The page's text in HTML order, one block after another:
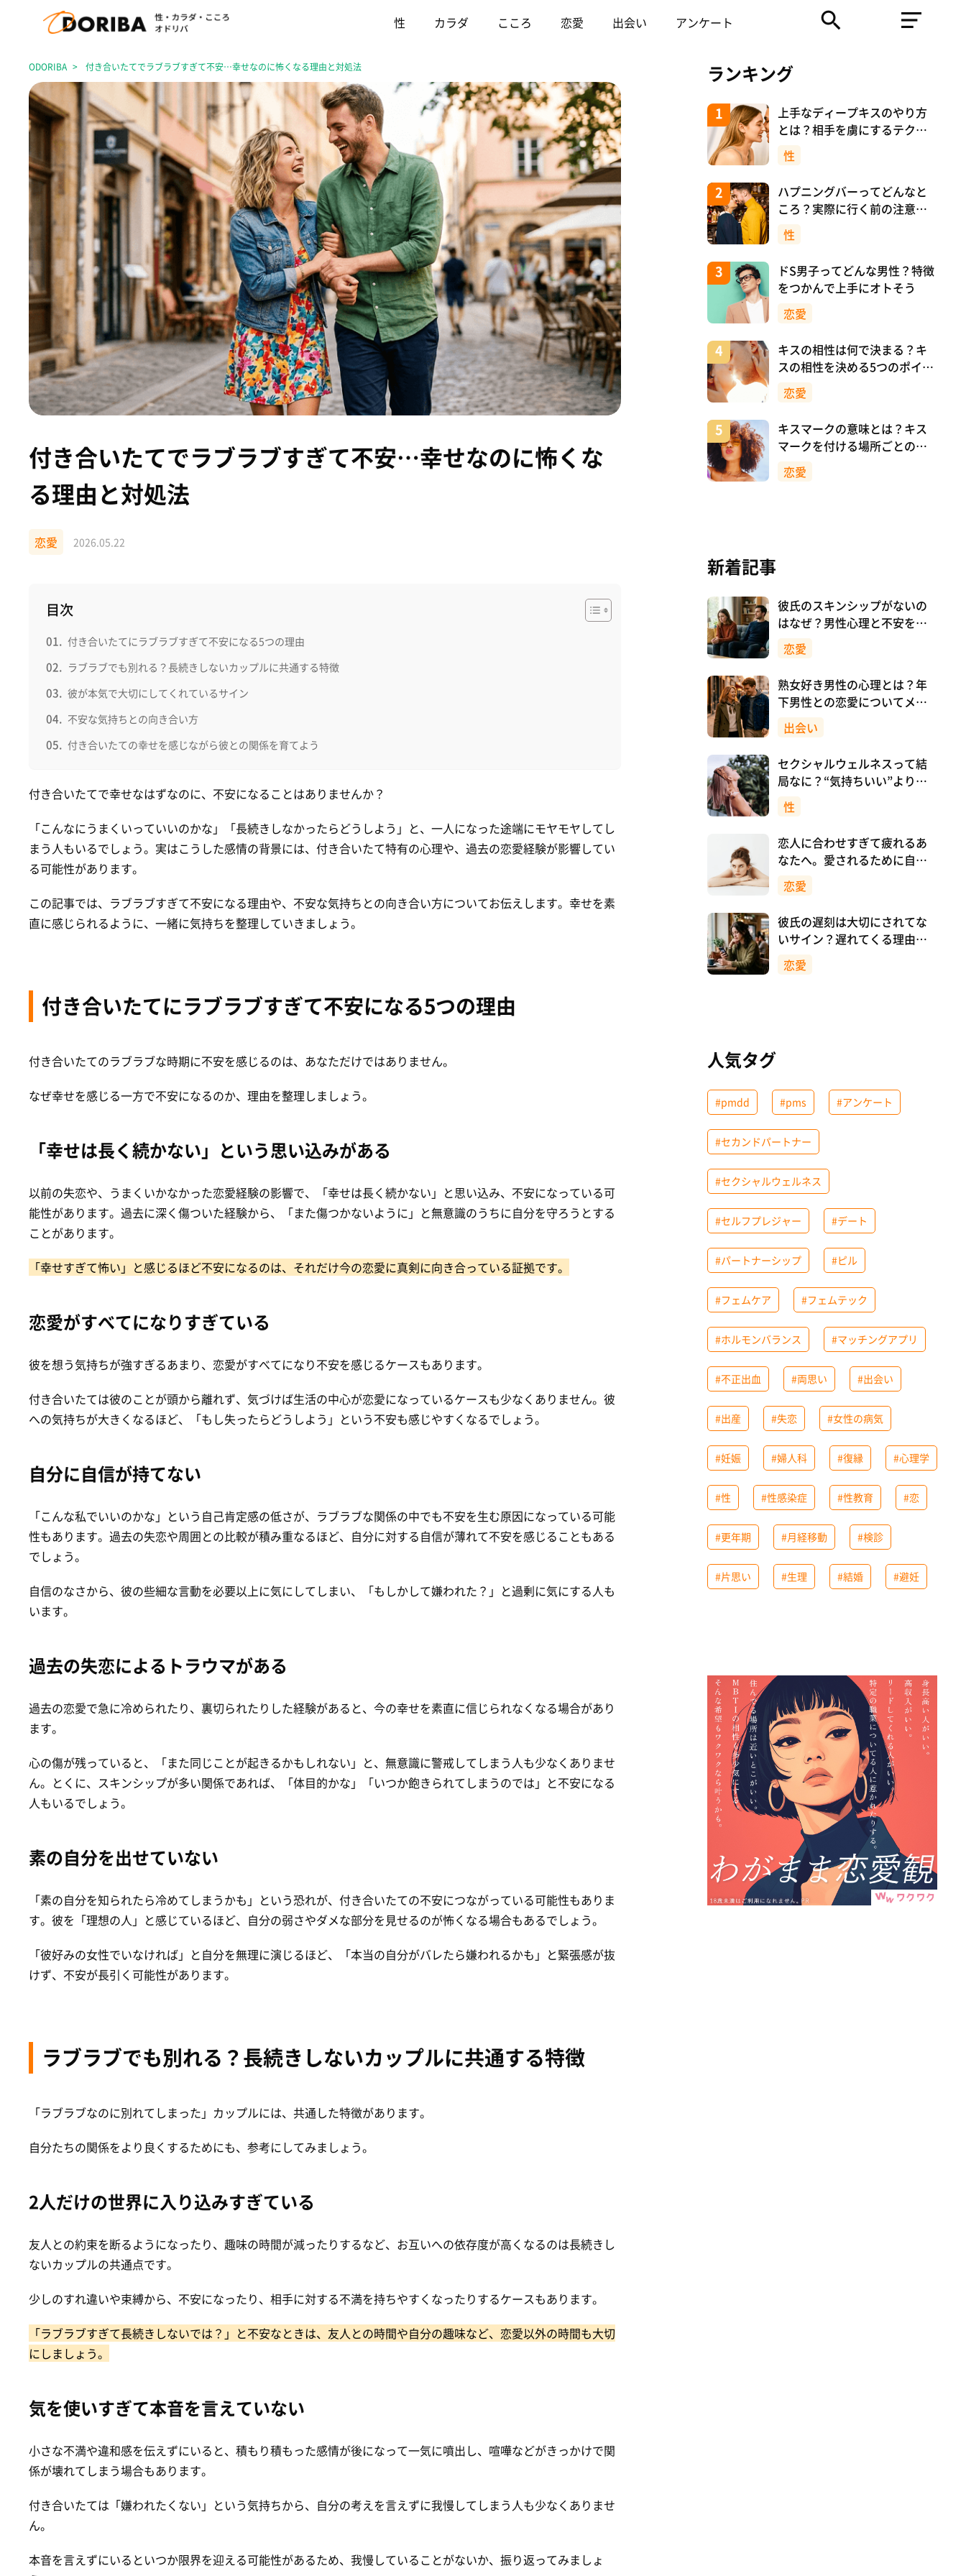
性 カラダ こころ 恋愛 出会い アンケート
ODORIBA 付き合いたてでラブラブすぎて不安…幸せなのに怖くなる理由と対処法
付き合いたてでラブラブすぎて不安…幸せなのに怖くな
る理由と対処法
恋愛 2026.05.22
目次
付き合いたてにラブラブすぎて不安になる5つの理由
ラブラブでも別れる？長続きしないカップルに共通する特徴
彼が本気で大切にしてくれているサイン
不安な気持ちとの向き合い方
付き合いたての幸せを感じながら彼との関係を育てよう
付き合いたてで幸せなはずなのに、不安になることはありませんか？
「こんなにうまくいっていいのかな」「長続きしなかったらどうしよう」と、一人になった途端にモヤモヤしてし
まう人もいるでしょう。実はこうした感情の背景には、付き合いたて特有の心理や、過去の恋愛経験が影響してい
る可能性があります。
この記事では、ラブラブすぎて不安になる理由や、不安な気持ちとの向き合い方についてお伝えします。幸せを素
直に感じられるように、一緒に気持ちを整理していきましょう。
付き合いたてにラブラブすぎて不安になる5つの理由
付き合いたてのラブラブな時期に不安を感じるのは、あなただけではありません。
なぜ幸せを感じる一方で不安になるのか、理由を整理しましょう。
「幸せは長く続かない」という思い込みがある
以前の失恋や、うまくいかなかった恋愛経験の影響で、「幸せは長く続かない」と思い込み、不安になっている可
能性があります。過去に深く傷ついた経験から、「また傷つかないように」と無意識のうちに自分を守ろうとする
ことがあります。
「幸せすぎて怖い」と感じるほど不安になるのは、それだけ今の恋愛に真剣に向き合っている証拠です。
恋愛がすべてになりすぎている
彼を想う気持ちが強すぎるあまり、恋愛がすべてになり不安を感じるケースもあります。
付き合いたては彼のことが頭から離れず、気づけば生活の中心が恋愛になっているケースも少なくありません。彼
への気持ちが大きくなるほど、「もし失ったらどうしよう」という不安も感じやすくなるでしょう。
自分に自信が持てない
「こんな私でいいのかな」という自己肯定感の低さが、ラブラブな関係の中でも不安を生む原因になっている可能
性もあります。過去の失恋や周囲との比較が積み重なるほど、自分に対する自信が薄れて不安を感じることもある
でしょう。
自信のなさから、彼の些細な言動を必要以上に気にしてしまい、「もしかして嫌われた？」と過剰に気にする人も
います。
過去の失恋によるトラウマがある
過去の恋愛で急に冷められたり、裏切られたりした経験があると、今の幸せを素直に信じられなくなる場合があり
ます。
心の傷が残っていると、「また同じことが起きるかもしれない」と、無意識に警戒してしまう人も少なくありませ
ん。とくに、スキンシップが多い関係であれば、「体目的かな」「いつか飽きられてしまうのでは」と不安になる
人もいるでしょう。
素の自分を出せていない
「素の自分を知られたら冷めてしまうかも」という恐れが、付き合いたての不安につながっている可能性もありま
す。彼を「理想の人」と感じているほど、自分の弱さやダメな部分を見せるのが怖くなる場合もあるでしょう。
「彼好みの女性でいなければ」と自分を無理に演じるほど、「本当の自分がバレたら嫌われるかも」と緊張感が抜
けず、不安が長引く可能性があります。
ラブラブでも別れる？長続きしないカップルに共通する特徴
「ラブラブなのに別れてしまった」カップルには、共通した特徴があります。
自分たちの関係をより良くするためにも、参考にしてみましょう。
2人だけの世界に入り込みすぎている
友人との約束を断るようになったり、趣味の時間が減ったりするなど、お互いへの依存度が高くなるのは長続きし
ないカップルの共通点です。
少しのすれ違いや束縛から、不安になったり、相手に対する不満を持ちやすくなったりするケースもあります。
「ラブラブすぎて長続きしないでは？」と不安なときは、友人との時間や自分の趣味など、恋愛以外の時間も大切
にしましょう。
気を使いすぎて本音を言えていない
小さな不満や違和感を伝えずにいると、積もり積もった感情が後になって一気に噴出し、喧嘩などがきっかけで関
係が壊れてしまう場合もあります。
付き合いたては「嫌われたくない」という気持ちから、自分の考えを言えずに我慢してしまう人も少なくありませ
ん。
本音を言えずにいるといつか限界を迎える可能性があるため、我慢していることがないか、振り返ってみましょ
ランキング
上手なディープキスのやり方
とは？相手を虜にするテクニ
ックを紹介！
性
ハプニングバーってどんなと
ころ？実際に行く前の注意や
マナーについて！
性
ドS男子ってどんな男性？特徴
をつかんで上手にオトそう
恋愛
キスの相性は何で決まる？キ
スの相性を決める5つのポイン
ト
恋愛
キスマークの意味とは？キス
マークを付ける場所ごとの意
味を詳しく解説
恋愛
新着記事
彼氏のスキンシップがないの
はなぜ？男性心理と不安を減
らす向き合い方
恋愛
熟女好き男性の心理とは？年
下男性との恋愛についてメリ
ットも解説！
出会い
セクシャルウェルネスって結
局なに？“気持ちいい”より先
に、自分を大切にすること
性
恋人に合わせすぎて疲れるあ
なたへ。愛されるために自分
を消さない恋愛のつくり方
恋愛
彼氏の遅刻は大切にされてな
いサイン？遅れてくる理由と
対処法
恋愛
人気タグ
#pmdd #pms #アンケート
#セカンドパートナー
#セクシャルウェルネス
#セルフプレジャー #デート
#パートナーシップ #ピル
#フェムケア #フェムテック
#ホルモンバランス #マッチングアプリ
#不正出血 #両思い #出会い
#出産 #失恋 #女性の病気
#妊娠 #婦人科 #復縁 #心理学
#性 #性感染症 #性教育 #恋
#更年期 #月経移動 #検診
#片思い #生理 #結婚 #避妊